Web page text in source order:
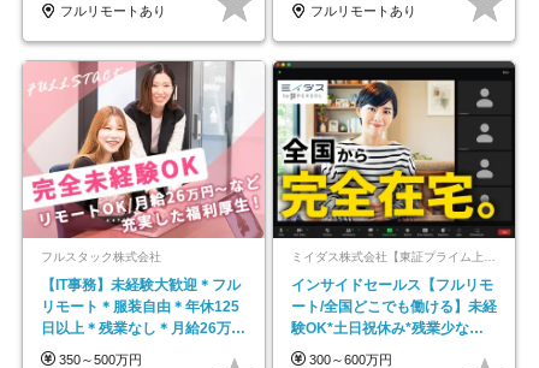
フルリモートあり
フルリモートあり
フルスタック株式会社
【IT事務】未経験大歓迎＊フル
リモート＊服装自由＊年休125
日以上＊残業なし＊月給26万円
以上
350～500万円
インサイドセールス【フルリモ
ート/全国どこでも働ける】未経
験OK*土日祝休み*残業少なめ*
在宅勤務手当あり
300～600万円